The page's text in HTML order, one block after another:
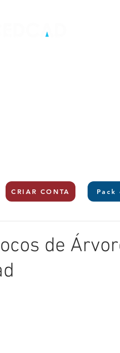
CRIAR CONTA Pack
de